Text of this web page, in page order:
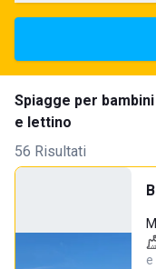
Spiagge per
e lettino
56 Risultati
e